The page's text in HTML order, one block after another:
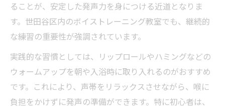
ることが、安定した発声力を身につける近道となりま
す。世田谷区内のボイストレーニング教室でも、継続的
な練習の重要性が強調されています。
実践的な習慣としては、リップロールやハミングなどの
ウォームアップを朝や入浴時に取り入れるのがおすすめ
です。これにより、声帯をリラックスさせながら、喉に
負担をかけずに発声の準備ができます。特に初心者は、